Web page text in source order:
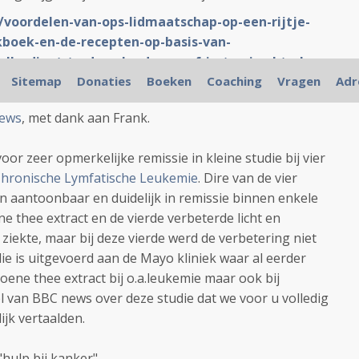
van-ops-lidmaatschap-op-een-rijtje-
en-de-recepten-op-basis-van-
te-downloaden-enof-in-te-zien.html
onderaan
, met dank aan Frank.
zeer opmerkelijke remissie in kleine studie bij vier
Lymfatische Leukemie. Dire van de vier
aantoonbaar en duidelijk in remissie binnen enkele
thee extract en de vierde verbeterde licht en
maar bij deze vierde werd de verbetering niet
is uitgevoerd aan de Mayo kliniek waar al eerder
thee extract bij o.a.leukemie maar ook bij
van BBC news over deze studie dat we voor u volledig
vertaalden.
Sitemap Donaties Boeken Coaching Vragen